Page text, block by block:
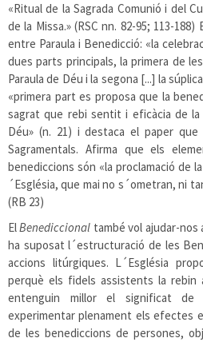
«Ritual de la Sagrada Comunió i del
de la Missa.» (RSC nn. 82-95; 113-
entre Paraula i Benedicció: «la
dues parts principals, la primera de
Paraula de Déu i la segona [...] la
«primera part es proposa que la
sagrat que rebi sentit i eficàcia de la
Déu» (n. 21) i destaca el paper
Sagramentals. Afirma que els
benediccions són «la proclamació de
´Església, que mai no s´ometran, ni
(RB 23)
ElBenediccional també vol ajudar-
ha suposat l´estructuració de les
accions litúrgiques. L´Església
perquè els fidels assistents la
entenguin millor el significat de
experimentar plenament els efectes
de les benediccions de persones,